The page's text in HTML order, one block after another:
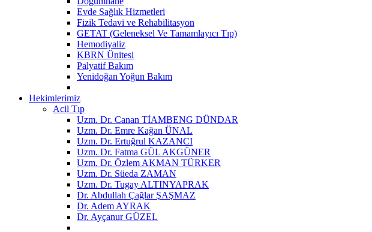
Evde Sağlık Hizmetleri
Fizik Tedavi ve Rehabilitasyon
GETAT (Geleneksel Ve Tamamlayıcı Tıp)
Hemodiyaliz
KBRN Ünitesi
Palyatif Bakım
Yenidoğan Yoğun Bakım
Hekimlerimiz
Acil Tıp
Uzm. Dr. Canan TİAMBENG DÜNDAR
Uzm. Dr. Emre Kağan ÜNAL
Uzm. Dr. Ertuğrul KAZANCI
Uzm. Dr. Fatma GÜL AKGÜNER
Uzm. Dr. Özlem AKMAN TÜRKER
Uzm. Dr. Süeda ZAMAN
Uzm. Dr. Tugay ALTINYAPRAK
Dr. Abdullah Çağlar ŞAŞMAZ
Dr. Adem AYRAK
Dr. Ayçanur GÜZEL